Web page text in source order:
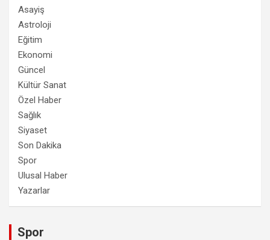
Asayiş
Astroloji
Eğitim
Ekonomi
Güncel
Kültür Sanat
Özel Haber
Sağlık
Siyaset
Son Dakika
Spor
Ulusal Haber
Yazarlar
Spor